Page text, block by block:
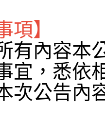
項】
有內容本
宜，悉依
次公告內